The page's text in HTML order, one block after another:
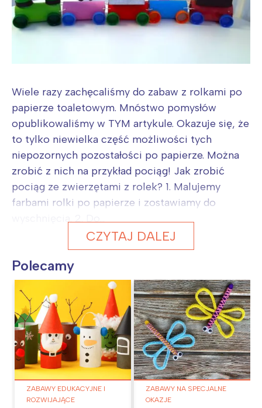
Wiele razy zachęcaliśmy do zabaw z rolkami po
papierze toaletowym. Mnóstwo pomysłów
opublikowaliśmy w TYM artykule. Okazuje się, że
to tylko niewielka część możliwości tych
niepozornych pozostałości po papierze. Można
zrobić z nich na przykład pociąg! Jak zrobić
pociąg ze zwierzętami z rolek? 1. Malujemy
farbami rolki po papierze i zostawiamy do
CZYTAJ DALEJ
Polecamy
ZABAWY EDUKACYJNE I
ROZWIJAJĄCE
ZABAWY NA SPECJALNE
OKAZJE